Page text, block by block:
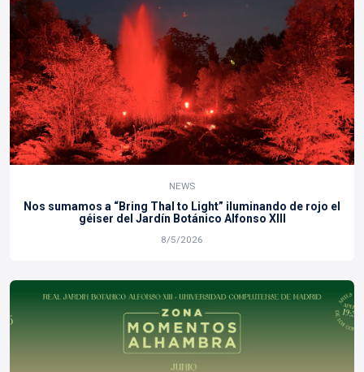
NEWS
Nos sumamos a “Bring Thal to Light” iluminando de rojo el
géiser del Jardín Botánico Alfonso XIII
8/5/2026